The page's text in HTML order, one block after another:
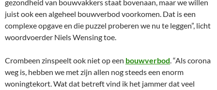
gezondheid van bouwvakkers staat bovenaan, maar we willen
juist ook een algeheel bouwverbod voorkomen. Dat is een
complexe opgave en die puzzel proberen we nu te leggen”, licht
woordvoerder Niels Wensing toe.
Crombeen zinspeelt ook niet op een bouwverbod. “Als corona
weg is, hebben we met zijn allen nog steeds een enorm
woningtekort. Wat dat betreft vind ik het jammer dat veel